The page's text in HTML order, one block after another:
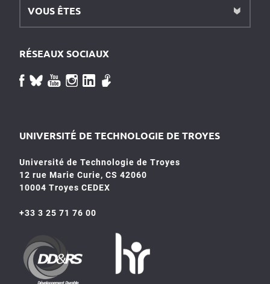
VOUS ÊTES
RÉSEAUX SOCIAUX
UNIVERSITÉ DE TECHNOLOGIE DE TROYES
Université de Technologie de Troyes
12 rue Marie Curie, CS 42060
10004 Troyes CEDEX
+33 3 25 71 76 00